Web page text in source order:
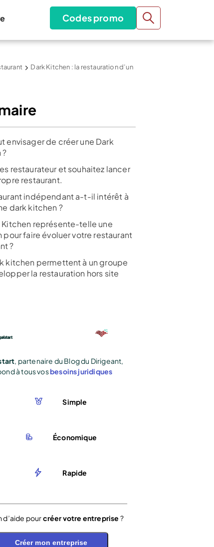
Codes promo
Dark Kitchen : la restauration d’un
envisager de créer une Dark
?
restaurateur et souhaitez lancer
restaurant.
indépendant a-t-il intérêt à
dark kitchen ?
Kitchen représente-telle une
pour faire évoluer votre restaurant
?
kitchen permettent à un groupe
la restauration hors site
, partenaire du Blog du Dirigeant,
à tous vosbesoins juridiques
Simple
Économique
Rapide
d’aide pourcréer votre entreprise ?
Créer mon entreprise